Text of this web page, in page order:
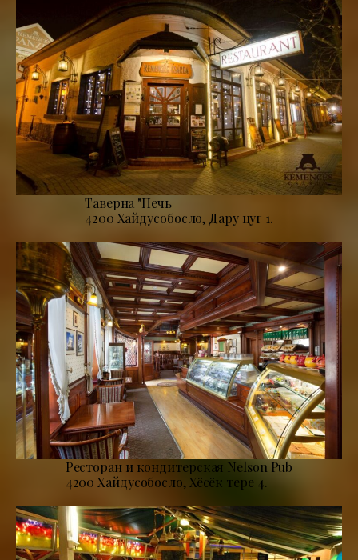
Таверна "Печь
4200 Хайдусобосло, Дару цуг 1.
Ресторан и кондитерская Nelson Pub
4200 Хайдусобосло, Хёсёк тере 4.